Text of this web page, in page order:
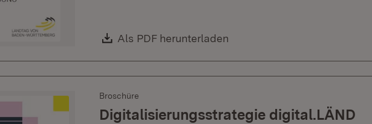
Download:
Als PDF herunterladen
Broschüre
Digitalisierungsstrategie digital.LÄND